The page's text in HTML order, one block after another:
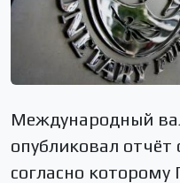
Международный
опубликовал
согласно которому